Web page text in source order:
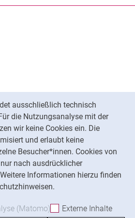
ausschließlich technisch
die Nutzungsanalyse mit der
wir keine Cookies ein. Die
und erlaubt keine
Besucher*innen. Cookies von
nach ausdrücklicher
Informationen hierzu finden
Cookies akzeptieren
(Matomo) Analyse-Cookies
Externe Inhalte